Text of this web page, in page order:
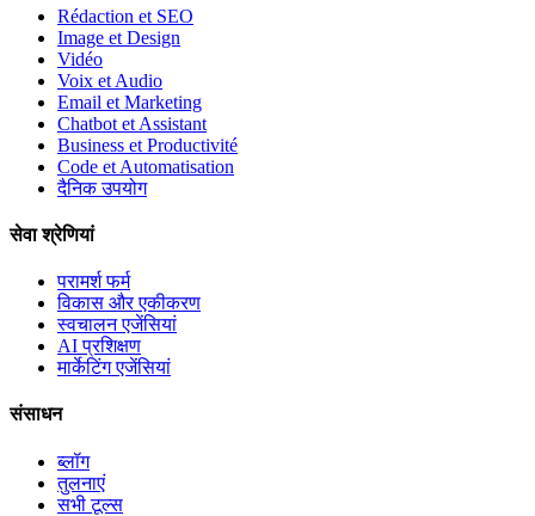
Rédaction et SEO
Image et Design
Vidéo
Voix et Audio
Email et Marketing
Chatbot et Assistant
Business et Productivité
Code et Automatisation
दैनिक उपयोग
सेवा श्रेणियां
परामर्श फर्म
विकास और एकीकरण
स्वचालन एजेंसियां
AI प्रशिक्षण
मार्केटिंग एजेंसियां
संसाधन
ब्लॉग
तुलनाएं
सभी टूल्स